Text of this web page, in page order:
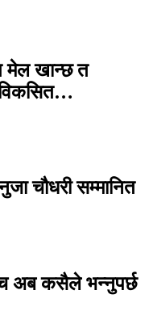
मेल खान्छ त
विकसित…
चौधरी सम्मानित
अब कसैले भन्नुपर्छ